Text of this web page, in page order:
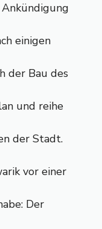
einigen
der Bau des
und reihe
der Stadt.
vor einer
Der